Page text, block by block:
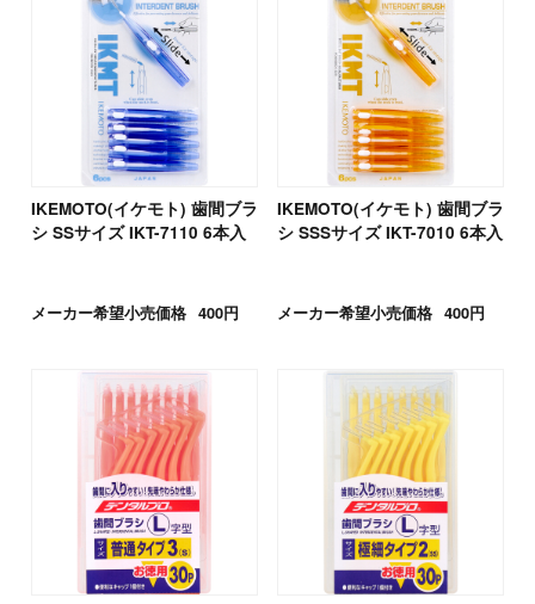
IKEMOTO(イケモト) 歯間ブラ
シ SSサイズ IKT-7110 6本入
メーカー希望小売価格 400円
IKEMOTO(イケモト) 歯間ブラ
シ SSSサイズ IKT-7010 6本入
メーカー希望小売価格 400円